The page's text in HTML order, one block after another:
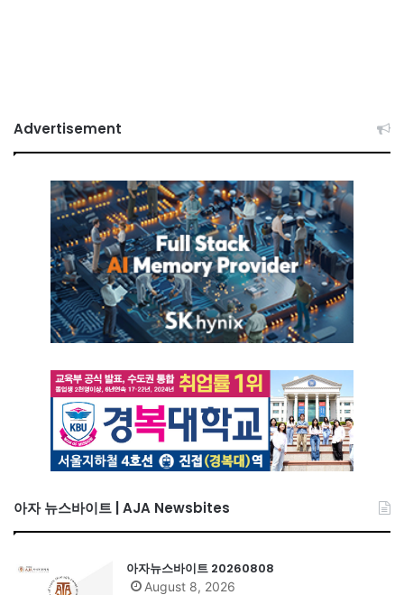
Advertisement
아자 뉴스바이트 | AJA Newsbites
아자뉴스바이트 20260808
August 8, 2026